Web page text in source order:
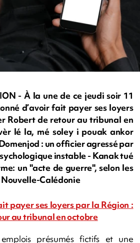
- À la une de ce jeudi soir 11
d’avoir fait payer ses loyers
Robert de retour au tribunal en
lé la, mé soley i pouak ankor
: un officier agressé par
instable - Kanak tué
un "acte de guerre", selon les
Calédonie
payer ses loyers par la Région :
au tribunal en octobre
présumés fictifs et une